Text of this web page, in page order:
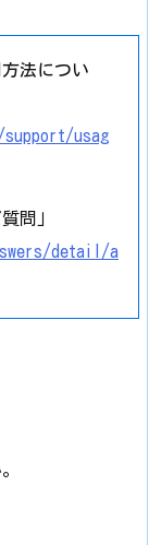
法につい
usag
問」
detail/a